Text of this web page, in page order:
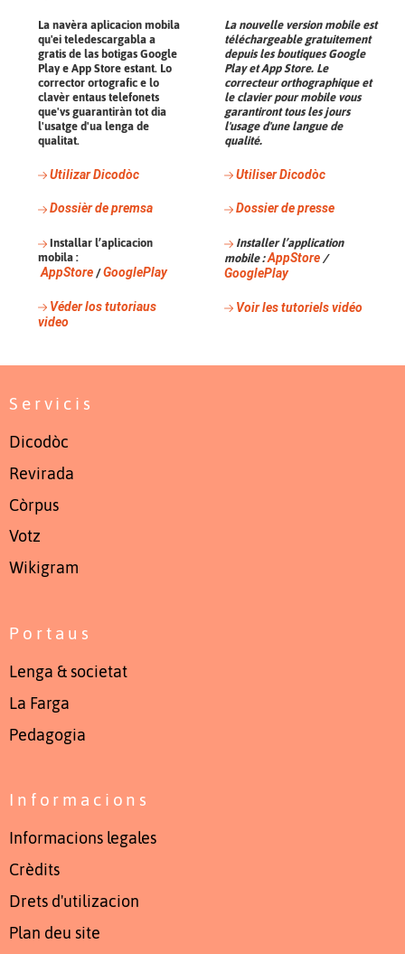
La navèra aplicacion mobila
qu'ei teledescargabla a
gratis de las botigas Google
Play e App Store estant. Lo
corrector ortografic e lo
clavèr entaus telefonets
que'vs guarantiràn tot dia
l'usatge d'ua lenga de
qualitat.
Utilizar Dicodòc
Dossièr de premsa
Installar l’aplicacion
mobila :
AppStore /GooglePlay
Véder los tutoriaus
video
La nouvelle version mobile est
téléchargeable gratuitement
depuis les boutiques Google
Play et App Store. Le
correcteur orthographique et
le clavier pour mobile vous
garantiront tous les jours
l'usage d'une langue de
qualité.
Utiliser Dicodòc
Dossier de presse
Installer l’application
mobile :AppStore /
GooglePlay
Voir les tutoriels vidéo
Servicis
Dicodòc
Revirada
Còrpus
Votz
Wikigram
Portaus
Lenga & societat
La Farga
Pedagogia
Informacions
Informacions legales
Crèdits
Drets d'utilizacion
Plan deu site